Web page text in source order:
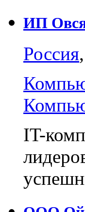
ИП
Россия,
IT-